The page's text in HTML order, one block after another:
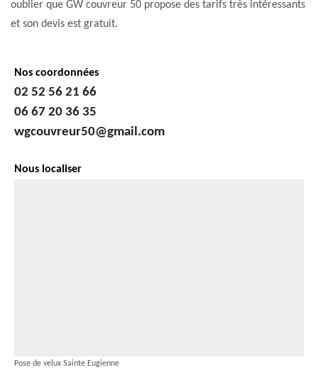
oublier que GW couvreur 50 propose des tarifs très intéressants
et son devis est gratuit.
Nos coordonnées
02 52 56 21 66
06 67 20 36 35
wgcouvreur50@gmail.com
Nous localiser
Pose de velux Sainte Eugienne